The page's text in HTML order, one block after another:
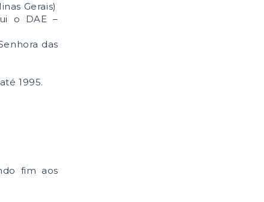
Gerais)
o DAE –
das
1995.
fim aos